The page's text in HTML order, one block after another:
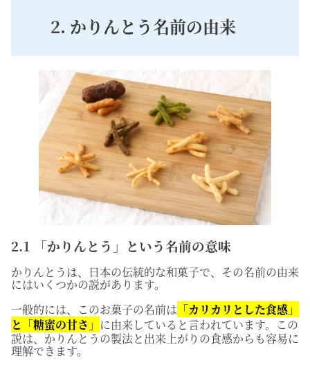
2. かりんとう名前の由来
2.1 「かりんとう」という名前の意味
かりんとうは、日本の伝統的な和菓子で、その名前の由来
にはいくつかの説があります。
一般的には、このお菓子の名前は 「カリカリとした食感」
と「糖蜜の甘さ」 に由来していると言われています。この
説は、かりんとうの製法と出来上がりの食感からも容易に
理解できます。